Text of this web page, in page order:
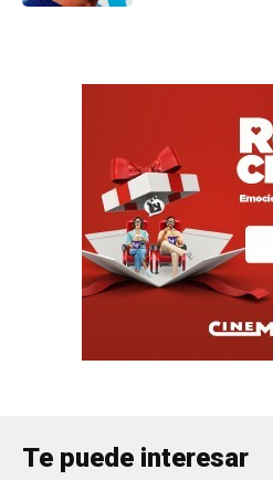
Te puede interesar